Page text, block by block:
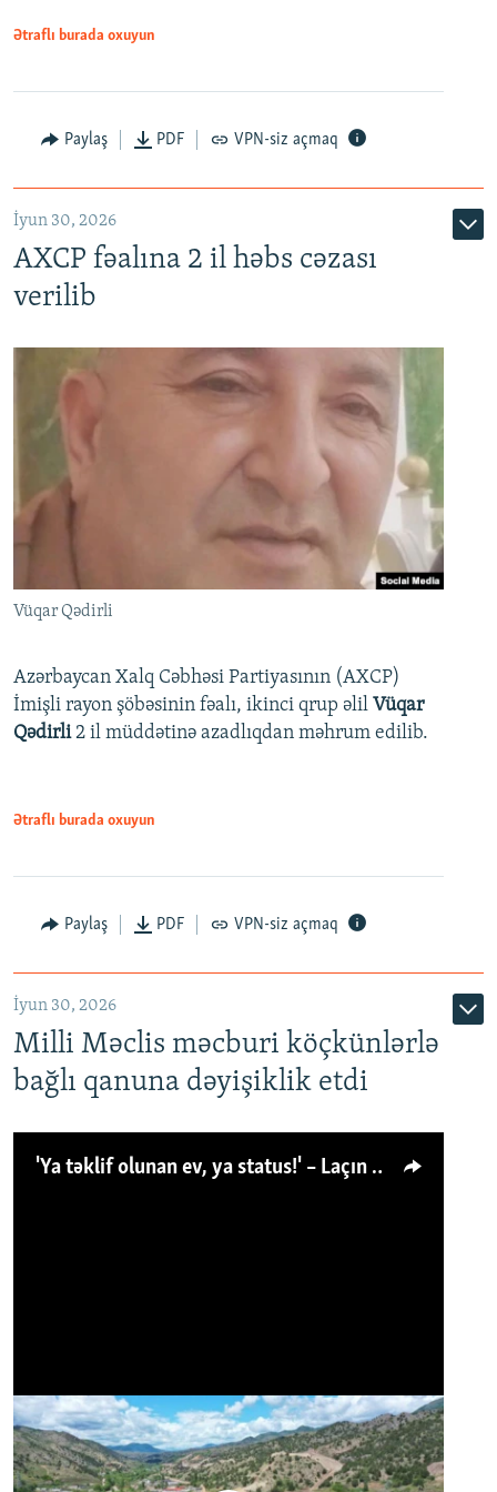
Ətraflı burada oxuyun
Paylaş PDF VPN-siz açmaq
İyun 30, 2026
AXCP fəalına 2 il həbs cəzası
verilib
Vüqar Qədirli
Azərbaycan Xalq Cəbhəsi Partiyasının (AXCP)
İmişli rayon şöbəsinin fəalı, ikinci qrup əlil Vüqar
Qədirli2 il müddətinə azadlıqdan məhrum edilib.
Ətraflı burada oxuyun
Paylaş PDF VPN-siz açmaq
İyun 30, 2026
Milli Məclis məcburi köçkünlərlə
bağlı qanuna dəyişiklik etdi
'Ya təklif olunan ev, ya status!' – Laçın köçkünü: 'Laçından başqa heç hara!'